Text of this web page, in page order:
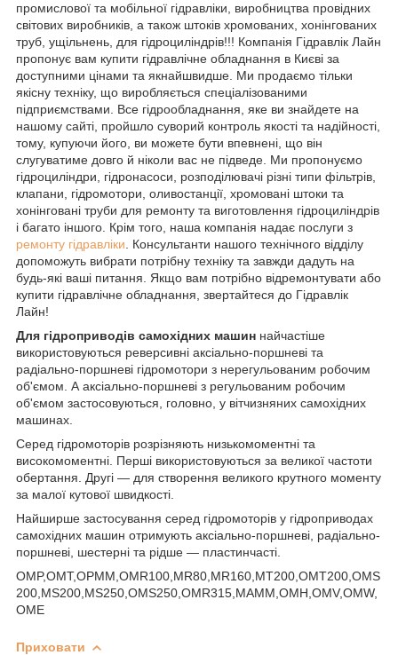
промислової та мобільної гідравліки, виробництва провідних
світових виробників, а також штоків хромованих, хонінгованих
труб, ущільнень, для гідроциліндрів!!! Компанія Гідравлік Лайн
пропонує вам купити гідравлічне обладнання в Києві за
доступними цінами та якнайшвидше. Ми продаємо тільки
якісну техніку, що виробляється спеціалізованими
підприємствами. Все гідрообладнання, яке ви знайдете на
нашому сайті, пройшло суворий контроль якості та надійності,
тому, купуючи його, ви можете бути впевнені, що він
слугуватиме довго й ніколи вас не підведе. Ми пропонуємо
гідроциліндри, гідронасоси, розподілювачі різні типи фільтрів,
клапани, гідромотори, оливостанції, хромовані штоки та
хонінговані труби для ремонту та виготовлення гідроциліндрів
і багато іншого. Крім того, наша компанія надає послуги з
ремонту гідравліки . Консультанти нашого технічного відділу
допоможуть вибрати потрібну техніку та завжди дадуть на
будь-які ваші питання. Якщо вам потрібно відремонтувати або
купити гідравлічне обладнання, звертайтеся до Гідравлік
Лайн!
Для гідроприводів самохідних машин найчастіше
використовуються реверсивні аксіально-поршневі та
радіально-поршневі гідромотори з нерегульованим робочим
об'ємом. А аксіально-поршневі з регульованим робочим
об'ємом застосовуються, головно, у вітчизняних самохідних
машинах.
Серед гідромоторів розрізняють низькомоментні та
високомоментні. Перші використовуються за великої частоти
обертання. Другі — для створення великого крутного моменту
за малої кутової швидкості.
Найширше застосування серед гідромоторів у гідроприводах
самохідних машин отримують аксіально-поршневі, радіально-
поршневі, шестерні та рідше — пластинчасті.
OMP,OMT,OPMM,OMR100,MR80,MR160,MT200,OMT200,OMS
200,MS200,MS250,OMS250,OMR315,MAMM,OMH,OMV,OMW,
OME
Приховати